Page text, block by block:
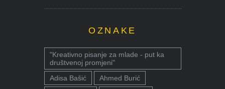
OZNAKE
"Kreativno pisanje za mlade - put ka
društvenoj promjeni"
Adisa Bašić
Ahmed Burić